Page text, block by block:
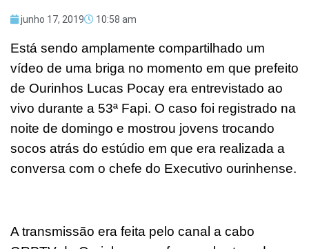
junho 17, 2019 10:58 am
Está sendo amplamente compartilhado um
vídeo de uma briga no momento em que prefeito
de Ourinhos Lucas Pocay era entrevistado ao
vivo durante a 53ª Fapi. O caso foi registrado na
noite de domingo e mostrou jovens trocando
socos atrás do estúdio em que era realizada a
conversa com o chefe do Executivo ourinhense.
A transmissão era feita pelo canal a cabo